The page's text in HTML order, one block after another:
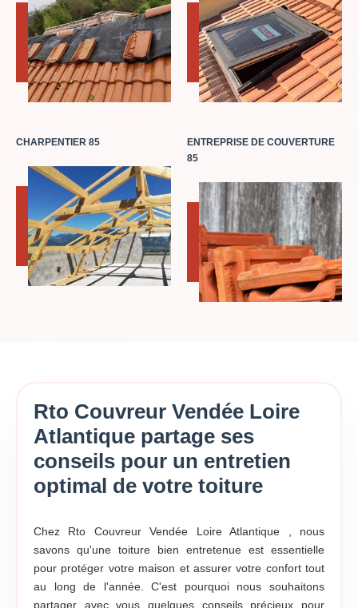
CHARPENTIER 85
ENTREPRISE DE COUVERTURE
85
Rto Couvreur Vendée Loire
Atlantique partage ses
conseils pour un entretien
optimal de votre toiture
Chez Rto Couvreur Vendée Loire Atlantique , nous
savons qu'une toiture bien entretenue est essentielle
pour protéger votre maison et assurer votre confort tout
au long de l'année. C'est pourquoi nous souhaitons
partager avec vous quelques conseils précieux pour